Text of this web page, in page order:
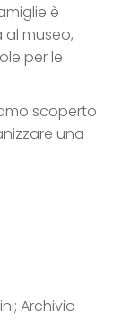
è
al museo,
per le
scoperto
una
Archivio